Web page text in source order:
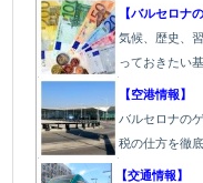
【バルセロナ
気候、歴史、
っておきたい
【空港情報】
バルセロナの
税の仕方を徹底
【交通情報】